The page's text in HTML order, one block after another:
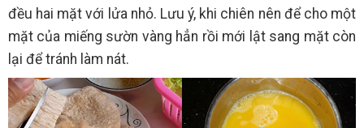
đều hai mặt với lửa nhỏ. Lưu ý, khi chiên nên để cho một
mặt của miếng sườn vàng hẳn rồi mới lật sang mặt còn
lại để tránh làm nát.